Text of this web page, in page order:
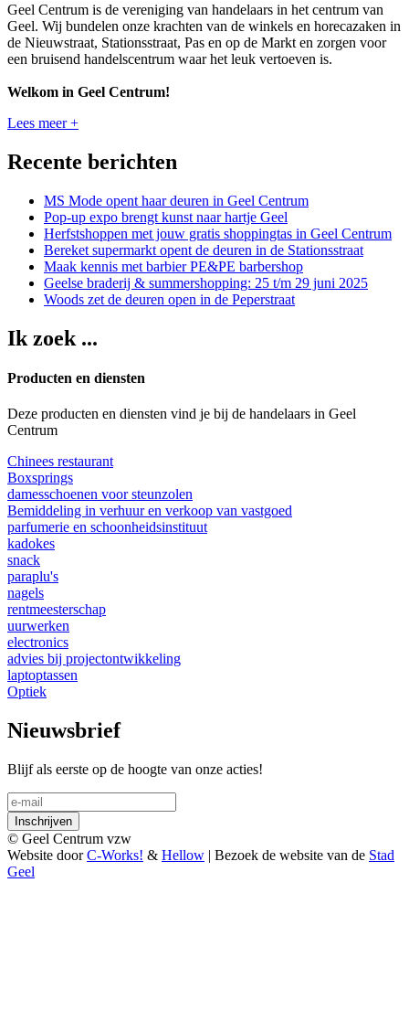
Geel Centrum is de vereniging van handelaars in het centrum van
Geel. Wij bundelen onze krachten van de winkels en horecazaken in
de Nieuwstraat, Stationsstraat, Pas en op de Markt en zorgen voor
een bruisend handelscentrum waar het leuk vertoeven is.
Welkom in Geel Centrum!
Lees meer +
Recente berichten
MS Mode opent haar deuren in Geel Centrum
Pop-up expo brengt kunst naar hartje Geel
Herfstshoppen met jouw gratis shoppingtas in Geel Centrum
Bereket supermarkt opent de deuren in de Stationsstraat
Maak kennis met barbier PE&PE barbershop
Geelse braderij & summershopping: 25 t/m 29 juni 2025
Woods zet de deuren open in de Peperstraat
Ik zoek ...
Producten en diensten
Deze producten en diensten vind je bij de handelaars in Geel
Centrum
Chinees restaurant
Boxsprings
damesschoenen voor steunzolen
Bemiddeling in verhuur en verkoop van vastgoed
parfumerie en schoonheidsinstituut
kadokes
snack
paraplu's
nagels
rentmeesterschap
uurwerken
electronics
advies bij projectontwikkeling
laptoptassen
Optiek
Nieuwsbrief
Blijf als eerste op de hoogte van onze acties!
© Geel Centrum vzw
Website doorC-Works! & Hellow | Bezoek de website van de Stad
Geel